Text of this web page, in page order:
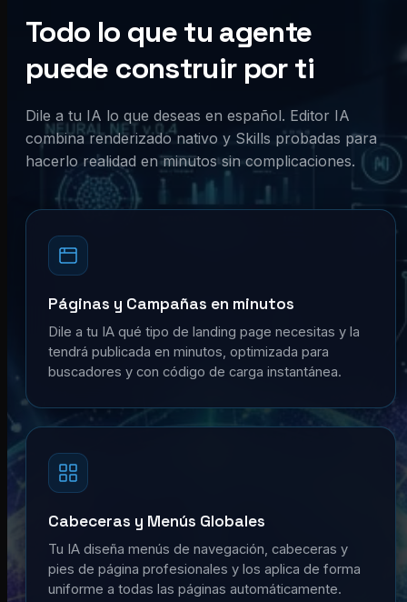
Todo lo que tu agente
puede construir por ti
Dile a tu IA lo que deseas en español. Editor IA
combina renderizado nativo y Skills probadas para
hacerlo realidad en minutos sin complicaciones.
Páginas y Campañas en minutos
Dile a tu IA qué tipo de landing page necesitas y la
tendrá publicada en minutos, optimizada para
buscadores y con código de carga instantánea.
Cabeceras y Menús Globales
Tu IA diseña menús de navegación, cabeceras y
pies de página profesionales y los aplica de forma
uniforme a todas las páginas automáticamente.